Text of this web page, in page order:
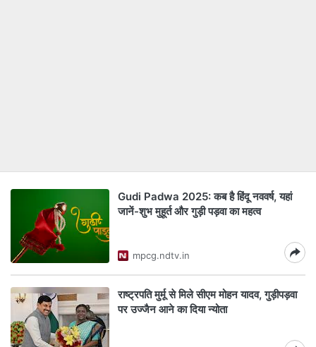
Gudi Padwa 2025: कब है हिंदू नववर्ष, यहां
जानें-शुभ मुहूर्त और गुड़ी पड़वा का महत्व
mpcg.ndtv.in
राष्ट्रपति मुर्मू से मिले सीएम मोहन यादव, गुड़ीपड़वा
पर उज्जैन आने का दिया न्योता